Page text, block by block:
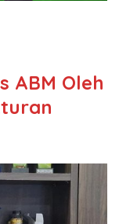
ABM Oleh